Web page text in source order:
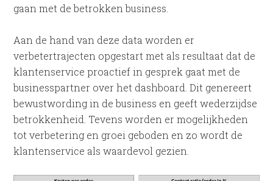
gaan met de betrokken business.
Aan de hand van deze data worden er
verbetertrajecten opgestart met als resultaat dat de
klantenservice proactief in gesprek gaat met de
businesspartner over het dashboard. Dit genereert
bewustwording in de business en geeft wederzijdse
betrokkenheid. Tevens worden er mogelijkheden
tot verbetering en groei geboden en zo wordt de
klantenservice als waardevol gezien.